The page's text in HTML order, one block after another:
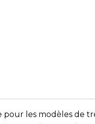
pour les modèles de